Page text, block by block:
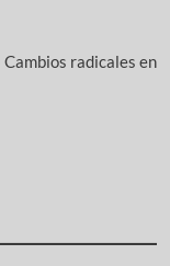
radicales en